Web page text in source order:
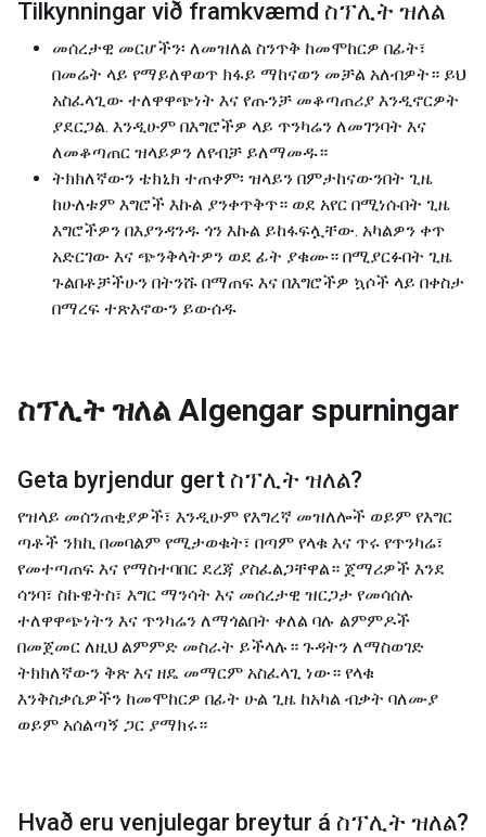
Tilkynningar við framkvæmd ስፕሊት ዝለል
መሰረታዊ መርሆችን፡ ለመዝለል ስንጥቅ ከመሞከርዎ በፊት፣
በመሬት ላይ የማይለዋወጥ ክፋይ ማከናወን መቻል አለብዎት። ይህ
አስፈላጊው ተለዋዋጭነት እና የጡንቻ መቆጣጠሪያ እንዲኖርዎት
ያደርጋል. እንዲሁም በእግሮችዎ ላይ ጥንካሬን ለመገንባት እና
ለመቆጣጠር ዝላይዎን ለየብቻ ይለማመዱ።
ትክክለኛውን ቴክኒክ ተጠቀም፡ ዝላይን በምታከናውንበት ጊዜ
ከሁለቱም እግሮች እኩል ያንቀጥቅጥ። ወደ አየር በሚነሱበት ጊዜ
እግሮችዎን በእያንዳንዱ ጎን እኩል ይከፋፍሏቸው. አካልዎን ቀጥ
አድርገው እና ​​ጭንቅላትዎን ወደ ፊት ያቁሙ። በሚያርፉበት ጊዜ
ጉልበቶቻችሁን በትንሹ በማጠፍ እና በእግሮችዎ ኳሶች ላይ በቀስታ
በማረፍ ተጽእኖውን ይውሰዱ
ስፕሊት ዝለል Algengar spurningar
Geta byrjendur gert ስፕሊት ዝለል?
የዝላይ መሰንጠቂያዎች፣ እንዲሁም የእግረኛ መዝለሎች ወይም የእግር
ጣቶች ንክኪ በመባልም የሚታወቁት፣ በጣም የላቁ እና ጥሩ የጥንካሬ፣
የመተጣጠፍ እና የማስተባበር ደረጃ ያስፈልጋቸዋል። ጀማሪዎች እንደ
ሳንባ፣ ስኩዌትስ፣ እግር ማንሳት እና መሰረታዊ ዝርጋታ የመሳሰሉ
ተለዋዋጭነትን እና ጥንካሬን ለማጎልበት ቀለል ባሉ ልምምዶች
በመጀመር ለዚህ ልምምድ መስራት ይችላሉ። ጉዳትን ለማስወገድ
ትክክለኛውን ቅጽ እና ዘዴ መማርም አስፈላጊ ነው። የላቁ
እንቅስቃሴዎችን ከመሞከርዎ በፊት ሁል ጊዜ ከአካል ብቃት ባለሙያ
ወይም አሰልጣኝ ጋር ያማክሩ።
Hvað eru venjulegar breytur á ስፕሊት ዝለል?